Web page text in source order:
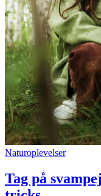
Naturoplevelser
Tag på